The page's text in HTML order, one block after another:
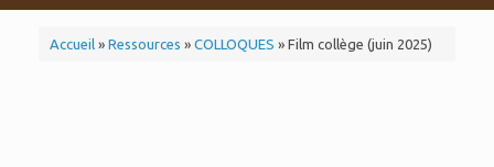
Accueil » Ressources » COLLOQUES » Film collège (juin 2025)